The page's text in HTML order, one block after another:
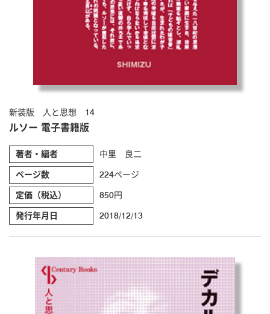
新装版 人と思想 14
ルソー 電子書籍版
著者・編者 中里 良二
ページ数 224ページ
定価（税込） 850円
発行年月日 2018/12/13